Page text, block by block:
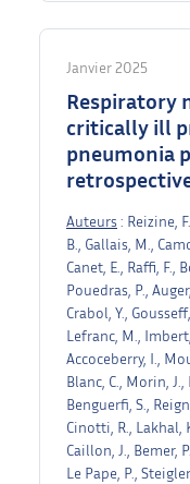
Janvier 2025
Respiratory
critically ill
pneumonia
Auteurs : Reizine,
B., Gallais, M.,
Canet, E., Raffi, F.,
Pouedras, P.,
Crabol, Y.,
Lefranc, M., Imbert,
Accoceberry, I.,
Blanc, C., Morin, J.,
Benguerfi, S.,
Cinotti, R., Lakhal,
Caillon, J., Bemer,
Le Pape, P.,